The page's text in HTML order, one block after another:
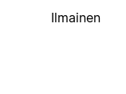
Ilmainen